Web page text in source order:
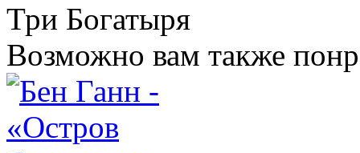
Три Богатыря
Возможно вам также